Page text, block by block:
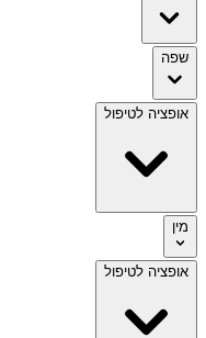
שפה
אופציה לטיפול
מין
אופציה לטיפול